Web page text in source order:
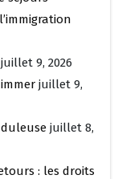
juillet 9, 2026
juillet 9,
juillet 8,
: les droits